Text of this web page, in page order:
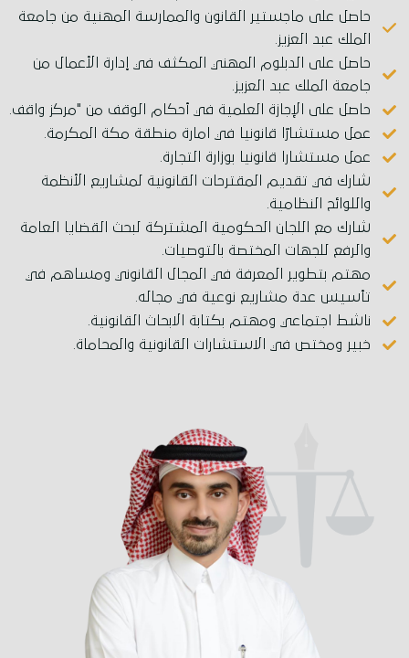
حاصل على ماجستير القانون والممارسة المهنية من جامعة
الملك عبد العزيز.
حاصل على الدبلوم المهني المكثف في إدارة الأعمال من
جامعة الملك عبد العزيز.
حاصل على الإجازة العلمية في أحكام الوقف من "مركز واقف.
عمل مستشارًا قانونيا في امارة منطقة مكة المكرمة.
عمل مستشارا قانونيا بوزارة التجارة.
شارك في تقديم المقترحات القانونية لمشاريع الأنظمة
واللوائح النظامية.
شارك مع اللجان الحكومية المشتركة لبحث القضايا العامة
والرفع للجهات المختصة بالتوصيات.
مهتم بتطوير المعرفة في المجال القانوني ومساهم في
تأسيس عدة مشاريع نوعية في مجاله.
ناشط اجتماعي ومهتم بكتابة الابحاث القانونية.
خبير ومختص في الاستشارات القانونية والمحاماة.